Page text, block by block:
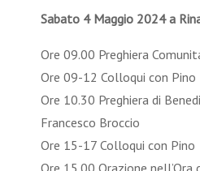
Sabato 4 Maggio 2024 a
Ore 09.00 Preghiera
Ore 09-12 Colloqui con Pino
Ore 10.30 Preghiera di
Francesco Broccio
Ore 15-17 Colloqui con Pino
Ore 15.00 Orazione nell’Ora